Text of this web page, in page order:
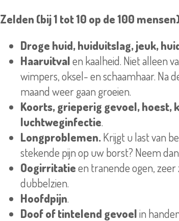
Zelden (bij 1 tot 10 op de 100
Droge huid, huiduitslag, jeuk,
Haaruitvalen kaalheid. Niet alleen
wimpers, oksel- en schaamhaar. Na
maand weer gaan groeien.
Koorts, grieperig gevoel, hoest,
luchtweginfectie.
Longproblemen.Krijgt u last van
stekende pijn op uw borst? Neem
Oogirritatieen tranende ogen,
dubbelzien.
Hoofdpijn.
Doof of tintelend gevoelin